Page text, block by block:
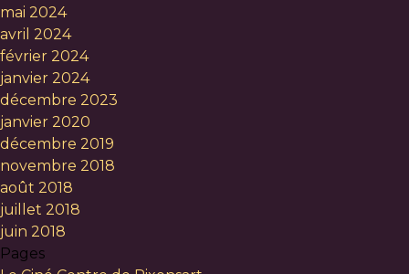
mai 2024
avril 2024
février 2024
janvier 2024
décembre 2023
janvier 2020
décembre 2019
novembre 2018
août 2018
juillet 2018
juin 2018
Pages